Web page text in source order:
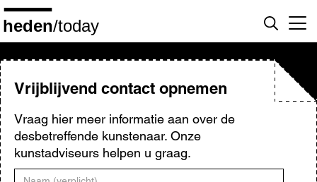
Overslaan
en
naar
inhoud
gaanVrijblijvend contact opnemen
Vraag hier meer informatie aan over de
desbetreffende kunstenaar. Onze
kunstadviseurs helpen u graag.
Naam